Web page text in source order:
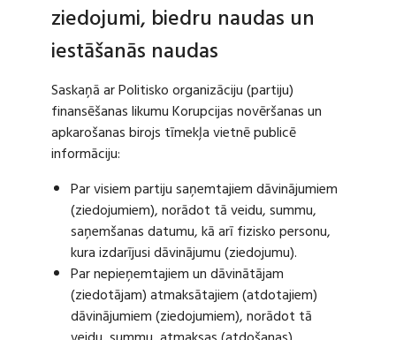
ziedojumi, biedru naudas un
iestāšanās naudas
Saskaņā ar Politisko organizāciju (partiju)
finansēšanas likumu Korupcijas novēršanas un
apkarošanas birojs tīmekļa vietnē publicē
informāciju:
Par visiem partiju saņemtajiem dāvinājumiem
(ziedojumiem), norādot tā veidu, summu,
saņemšanas datumu, kā arī fizisko personu,
kura izdarījusi dāvinājumu (ziedojumu).
Par nepieņemtajiem un dāvinātājam
(ziedotājam) atmaksātajiem (atdotajiem)
dāvinājumiem (ziedojumiem), norādot tā